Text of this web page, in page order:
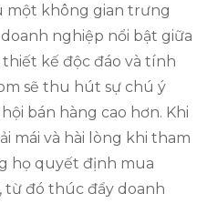
một không gian trưng
nghiệp nổi bật giữa
kế độc đáo và tính
sẽ thu hút sự chú ý
bán hàng cao hơn. Khi
mái và hài lòng khi tham
họ quyết định mua
từ đó thúc đẩy doanh